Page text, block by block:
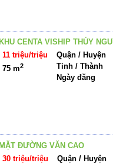
CENTA VISHIP THỦY
11 triệu/triệu
75 m2
Quận / Huyện
Tỉnh / Thành
Ngày đăng
ĐƯỜNG VĂN CAO
30 triệu/triệu Quận / Huyện